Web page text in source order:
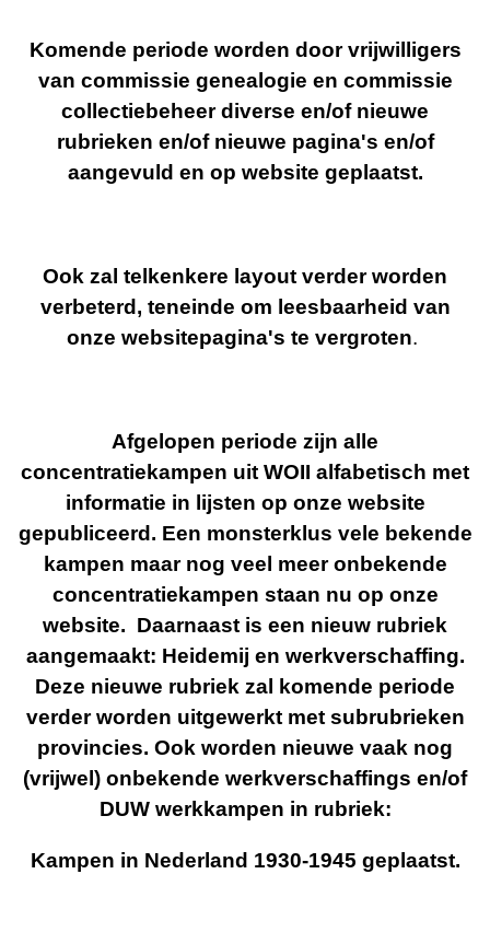
Komende periode worden door vrijwilligers
van commissie genealogie en commissie
collectiebeheer diverse en/of nieuwe
rubrieken en/of nieuwe pagina's en/of
aangevuld en op website geplaatst.
Ook zal telkenkere layout verder worden
verbeterd, teneinde om leesbaarheid van
onze websitepagina's te vergroten.
Afgelopen periode zijn alle
concentratiekampen uit WOII alfabetisch met
informatie in lijsten op onze website
gepubliceerd. Een monsterklus vele bekende
kampen maar nog veel meer onbekende
concentratiekampen staan nu op onze
website. Daarnaast is een nieuw rubriek
aangemaakt: Heidemij en werkverschaffing.
Deze nieuwe rubriek zal komende periode
verder worden uitgewerkt met subrubrieken
provincies. Ook worden nieuwe vaak nog
(vrijwel) onbekende werkverschaffings en/of
DUW werkkampen in rubriek:
Kampen in Nederland 1930-1945 geplaatst.